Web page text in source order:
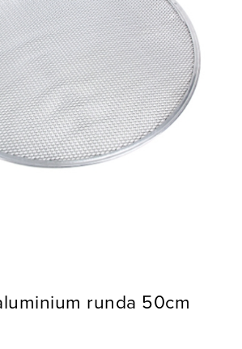
runda 50cm